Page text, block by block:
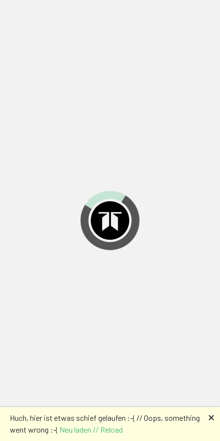
Huch, hier ist etwas schief gelaufen :-( // Oops, something
went wrong :-( Neu laden // Reload
🗙